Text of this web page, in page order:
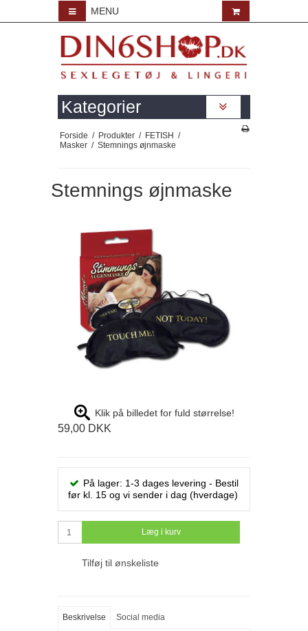
MENU
Kategorier
Forside / Produkter / FETISH /
Masker / Stemnings øjnmaske
Stemnings øjnmaske
Klik på billedet for fuld størrelse!
59,00 DKK
På lager: 1-3 dages levering - Bestil
før kl. 15 og vi sender i dag (hverdage)
Læg i kurv
Tilføj til ønskeliste
Beskrivelse Social media